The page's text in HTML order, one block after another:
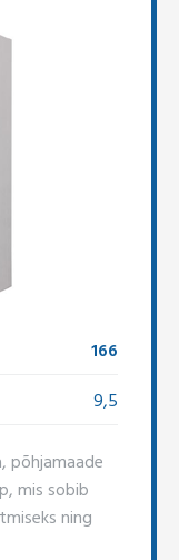
166
9,5
põhjamaade
mis sobib
ning